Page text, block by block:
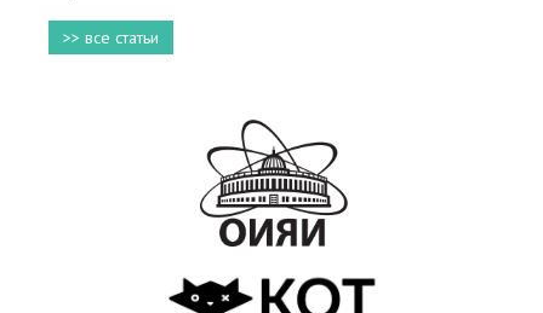
>> все статьи